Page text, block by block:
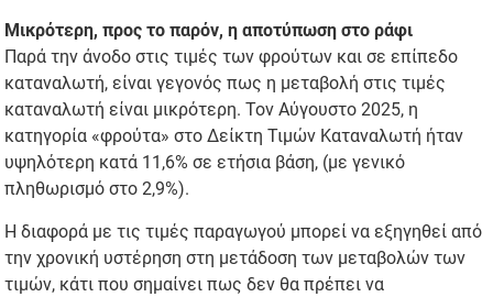
Μικρότερη, προς το παρόν, η αποτύπωση στο ράφι
Παρά την άνοδο στις τιμές των φρούτων και σε επίπεδο
καταναλωτή, είναι γεγονός πως η μεταβολή στις τιμές
καταναλωτή είναι μικρότερη. Τον Αύγουστο 2025, η
κατηγορία «φρούτα» στο Δείκτη Τιμών Καταναλωτή ήταν
υψηλότερη κατά 11,6% σε ετήσια βάση, (με γενικό
πληθωρισμό στο 2,9%).
Η διαφορά με τις τιμές παραγωγού μπορεί να εξηγηθεί από
την χρονική υστέρηση στη μετάδοση των μεταβολών των
τιμών, κάτι που σημαίνει πως δεν θα πρέπει να